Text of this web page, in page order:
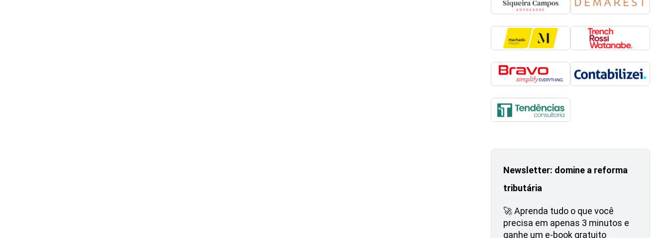
Newsletter: domine a reforma
tributária
🚀 Aprenda tudo o que você
precisa em apenas 3 minutos e
ganhe um e-book gratuito